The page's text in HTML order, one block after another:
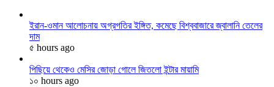
ইরান-ওমান আলোচনায় অগ্রগতির ইঙ্গিত, কমেছে বিশ্ববাজারে জ্বালানি তেলের
দাম
৫ hours ago
পিছিয়ে থেকেও মেসির জোড়া গোলে জিতলো ইন্টার মায়ামি
১০ hours ago